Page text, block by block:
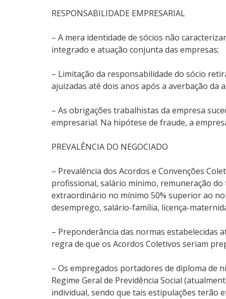
RESPONSABILIDADE EMPRESARIAL
– A mera identidade de sócios não
integrado e atuação conjunta das empresas;
– Limitação da responsabilidade do sócio
ajuizadas até dois anos após a averbação da
– As obrigações trabalhistas da empresa
empresarial. Na hipótese de fraude, a
PREVALÊNCIA DO NEGOCIADO
– Prevalência dos Acordos e Convenções
profissional, salário mínimo, remuneração
extraordinário no mínimo 50% superior ao
desemprego, salário-família, licença-
– Preponderância das normas estabelecidas
regra de que os Acordos Coletivos seriam
– Os empregados portadores de diploma de
Regime Geral de Previdência Social
individual, sendo que tais estipulações terão